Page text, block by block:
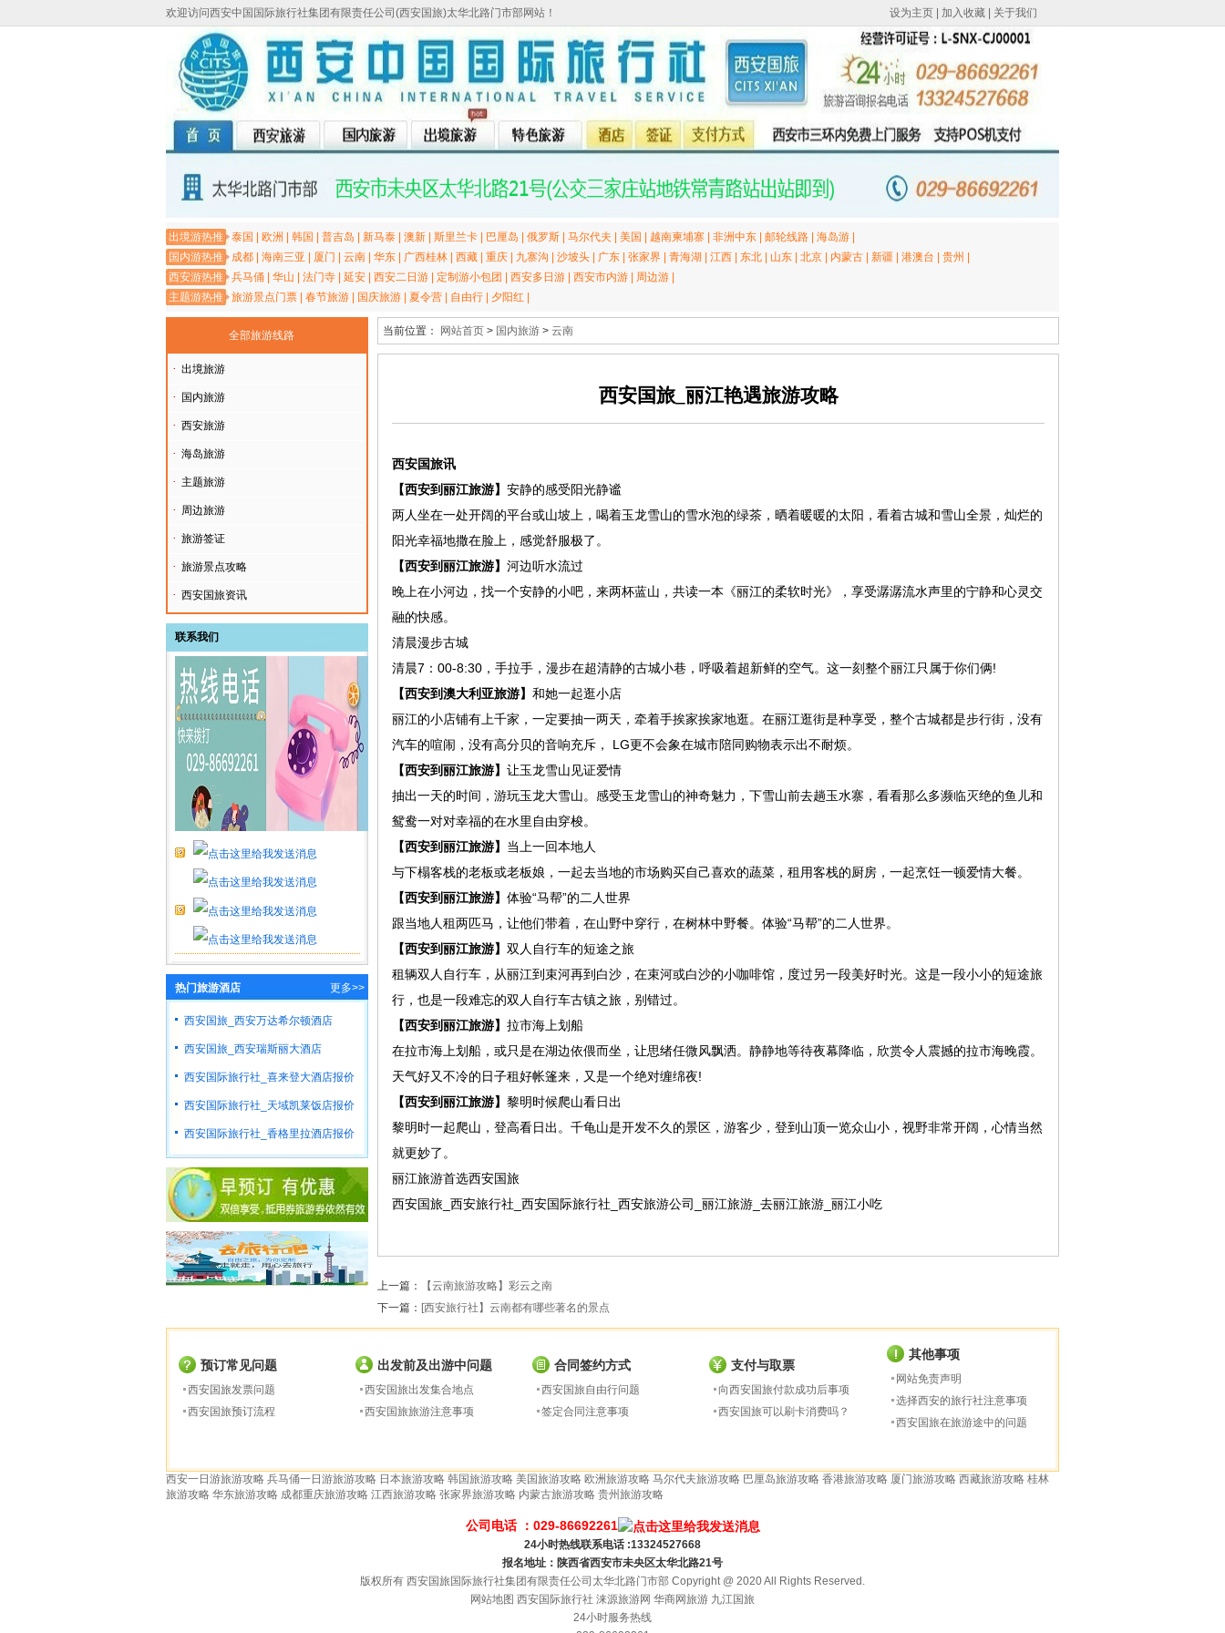
欢迎访问西安中国国际旅行社集团有限责任公司(西安国旅)太华北路门市部网站！ 设为主页 加入收藏 关于我们
出境游热推泰国 欧洲 韩国 普吉岛 新马泰 澳新 斯里兰卡 巴厘岛 俄罗斯 马尔代夫 美国 越南柬埔寨 非洲中东 邮轮线路 海岛游
国内游热推 成都 海南三亚 厦门 云南 华东 广西桂林 西藏 重庆 九寨沟 沙坡头 广东 张家界 青海湖 江西 东北 山东 北京 内蒙古 新疆 港澳台 贵州
西安游热推兵马俑 华山 法门寺 延安 西安二日游 定制游小包团 西安多日游 西安市内游 周边游
主题游热推旅游景点门票 春节旅游 国庆旅游 夏令营 自由行 夕阳红
全部旅游线路
· 出境旅游
· 国内旅游
· 西安旅游
· 海岛旅游
· 主题旅游
· 周边旅游
· 旅游签证
· 旅游景点攻略
· 西安国旅资讯
联系我们
热门旅游酒店 更多>>
西安国旅_西安万达希尔顿酒店
西安国旅_西安瑞斯丽大酒店
西安国际旅行社_喜来登大酒店报价
西安国际旅行社_天域凯莱饭店报价
西安国际旅行社_香格里拉酒店报价
当前位置： 网站首页 > 国内旅游 > 云南
西安国旅_丽江艳遇旅游攻略
西安国旅讯
【西安到丽江旅游】 安静的感受阳光静谧
两人坐在一处开阔的平台或山坡上，喝着玉龙雪山的雪水泡的绿茶，晒着暖暖的太阳，看着古城和雪山全景，灿烂的
阳光幸福地撒在脸上，感觉舒服极了。
【西安到丽江旅游】 河边听水流过
晚上在小河边，找一个安静的小吧，来两杯蓝山，共读一本《丽江的柔软时光》，享受潺潺流水声里的宁静和心灵交
融的快感。
清晨漫步古城
清晨7：00-8:30，手拉手，漫步在超清静的古城小巷，呼吸着超新鲜的空气。这一刻整个丽江只属于你们俩!
【西安到澳大利亚旅游】 和她一起逛小店
丽江的小店铺有上千家，一定要抽一两天，牵着手挨家挨家地逛。在丽江逛街是种享受，整个古城都是步行街，没有
汽车的喧闹，没有高分贝的音响充斥， LG更不会象在城市陪同购物表示出不耐烦。
【西安到丽江旅游】 让玉龙雪山见证爱情
抽出一天的时间，游玩玉龙大雪山。感受玉龙雪山的神奇魅力，下雪山前去趟玉水寨，看看那么多濒临灭绝的鱼儿和
鸳鸯一对对幸福的在水里自由穿梭。
【西安到丽江旅游】 当上一回本地人
与下榻客栈的老板或老板娘，一起去当地的市场购买自己喜欢的蔬菜，租用客栈的厨房，一起烹饪一顿爱情大餐。
【西安到丽江旅游】 体验“马帮”的二人世界
跟当地人租两匹马，让他们带着，在山野中穿行，在树林中野餐。体验“马帮”的二人世界。
【西安到丽江旅游】 双人自行车的短途之旅
租辆双人自行车，从丽江到束河再到白沙，在束河或白沙的小咖啡馆，度过另一段美好时光。这是一段小小的短途旅
行，也是一段难忘的双人自行车古镇之旅，别错过。
【西安到丽江旅游】 拉市海上划船
在拉市海上划船，或只是在湖边依偎而坐，让思绪任微风飘洒。静静地等待夜幕降临，欣赏令人震撼的拉市海晚霞。
天气好又不冷的日子租好帐篷来，又是一个绝对缠绵夜!
【西安到丽江旅游】 黎明时候爬山看日出
黎明时一起爬山，登高看日出。千龟山是开发不久的景区，游客少，登到山顶一览众山小，视野非常开阔，心情当然
就更妙了。
丽江旅游首选西安国旅
西安国旅_西安旅行社_西安国际旅行社_西安旅游公司_丽江旅游_去丽江旅游_丽江小吃
上一篇：
【云南旅游攻略】彩云之南
下一篇： [西安旅行社】云南都有哪些著名的景点
预订常见问题
西安国旅发票问题
西安国旅预订流程
出发前及出游中问题
西安国旅出发集合地点
西安国旅旅游注意事项
合同签约方式
西安国旅自由行问题
签定合同注意事项
支付与取票
向西安国旅付款成功后事项
西安国旅可以刷卡消费吗？
其他事项
网站免责声明
选择西安的旅行社注意事项
西安国旅在旅游途中的问题
西安一日游旅游攻略 兵马俑一日游旅游攻略 日本旅游攻略 韩国旅游攻略 美国旅游攻略 欧洲旅游攻略 马尔代夫旅游攻略 巴厘岛旅游攻略 香港旅游攻略 厦门旅游攻略 西藏旅游攻略 桂林
旅游攻略 华东旅游攻略 成都重庆旅游攻略 江西旅游攻略 张家界旅游攻略 内蒙古旅游攻略 贵州旅游攻略
公司电话 ：029-86692261
24小时热线联系电话 :13324527668
报名地址：陕西省西安市未央区太华北路21号
版权所有 西安国旅国际旅行社集团有限责任公司太华北路门市部 Copyright @ 2020 All Rights Reserved.
网站地图 西安国际旅行社 涞源旅游网 华商网旅游 九江国旅
24小时服务热线